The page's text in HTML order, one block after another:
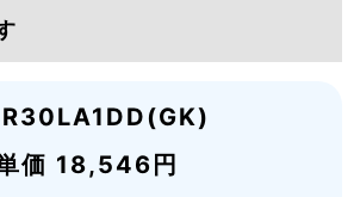
価 18,546円